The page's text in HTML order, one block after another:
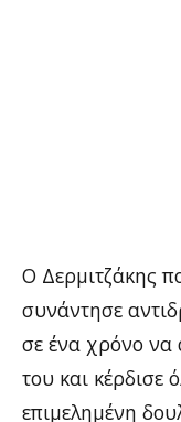
Ο Δερμιτζάκης
συνάντησε
σε ένα χρόνο να
του και κέρδισε
επιμελημένη